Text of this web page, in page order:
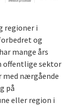
regioner i
og
mange års
offentlige sektor
med nærgående
på
eller region i